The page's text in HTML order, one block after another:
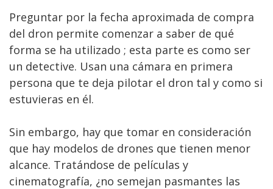
Preguntar por la fecha aproximada de compra
del dron permite comenzar a saber de qué
forma se ha utilizado ; esta parte es como ser
un detective. Usan una cámara en primera
persona que te deja pilotar el dron tal y como si
estuvieras en él.
Sin embargo, hay que tomar en consideración
que hay modelos de drones que tienen menor
alcance. Tratándose de películas y
cinematografía, ¿no semejan pasmantes las